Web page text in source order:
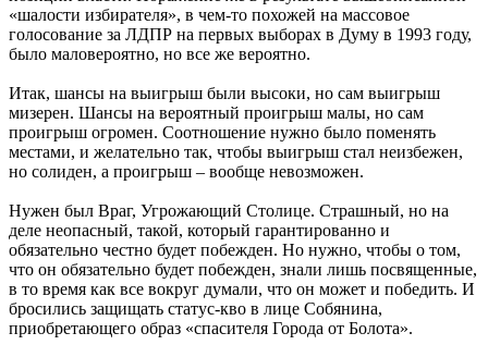
«шалости избирателя», в чем-то похожей на массовое
голосование за ЛДПР на первых выборах в Думу в 1993 году,
было маловероятно, но все же вероятно.
Итак, шансы на выигрыш были высоки, но сам выигрыш
мизерен. Шансы на вероятный проигрыш малы, но сам
проигрыш огромен. Соотношение нужно было поменять
местами, и желательно так, чтобы выигрыш стал неизбежен,
но солиден, а проигрыш – вообще невозможен.
Нужен был Враг, Угрожающий Столице. Страшный, но на
деле неопасный, такой, который гарантированно и
обязательно честно будет побежден. Но нужно, чтобы о том,
что он обязательно будет побежден, знали лишь посвященные,
в то время как все вокруг думали, что он может и победить. И
бросились защищать статус-кво в лице Собянина,
приобретающего образ «спасителя Города от Болота».